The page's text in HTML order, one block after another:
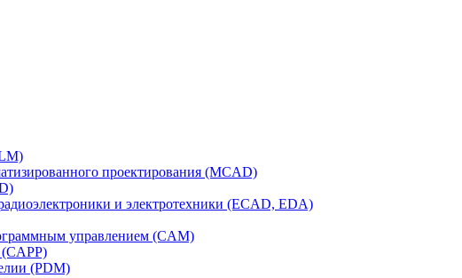
проектирования (MCAD)
и электротехники (ECAD, EDA)
управлением (CAM)
(CAPP)
(PDM)